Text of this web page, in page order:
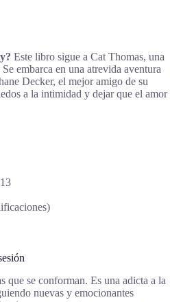
Este libro sigue a Cat Thomas, una
embarca en una atrevida aventura
Decker, el mejor amigo de su
a la intimidad y dejar que el amor
que se conforman. Es una adicta a la
nuevas y emocionantes